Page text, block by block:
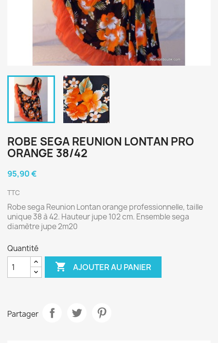
ROBE SEGA REUNION LONTAN PRO
ORANGE 38/42
95,90 €
TTC
Robe sega Reunion Lontan orange professionnelle, taille
unique 38 à 42. Hauteur jupe 102 cm. Ensemble sega
diamètre jupe 2m20
Quantité
 AJOUTER AU PANIER
Partager